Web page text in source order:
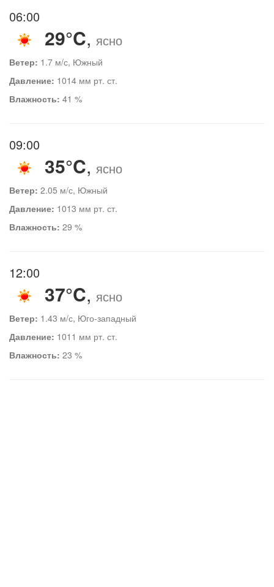
06:00
29°C, ясно
Ветер: 1.7 м/с, Южный
Давление: 1014 мм рт. ст.
Влажность: 41 %
09:00
35°C, ясно
Ветер: 2.05 м/с, Южный
Давление: 1013 мм рт. ст.
Влажность: 29 %
12:00
37°C, ясно
Ветер: 1.43 м/с, Юго-западный
Давление: 1011 мм рт. ст.
Влажность: 23 %